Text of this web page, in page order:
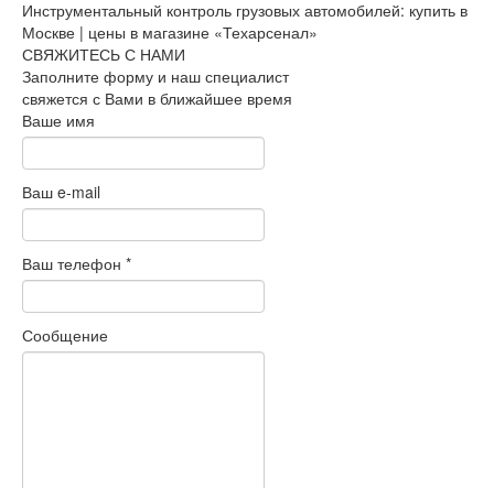
СВЯЖИТЕСЬ С НАМИ
Заполните форму и наш специалист
свяжется с Вами в ближайшее время
Ваше имя
Ваш e-mail
Ваш телефон *
Сообщение